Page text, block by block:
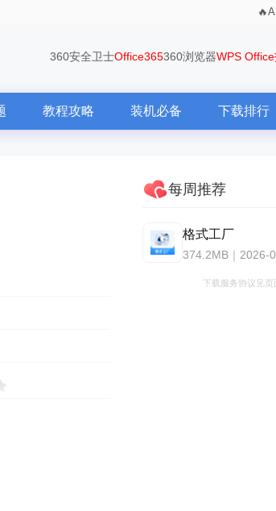
360安全卫士Office365360浏览器WPS Office
教程攻略 装机必备 下载排行
每周推荐
格式工厂
374.2MB｜2026-
下载服务协议见页